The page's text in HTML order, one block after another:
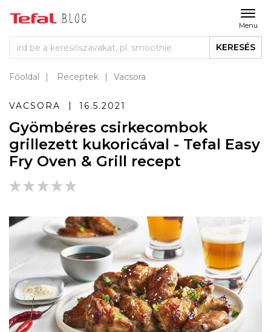
Menu
KERESÉS
Főoldal Receptek Vacsora
VACSORA 16.5.2021
Gyömbéres csirkecombok
grillezett kukoricával - Tefal Easy
Fry Oven & Grill recept